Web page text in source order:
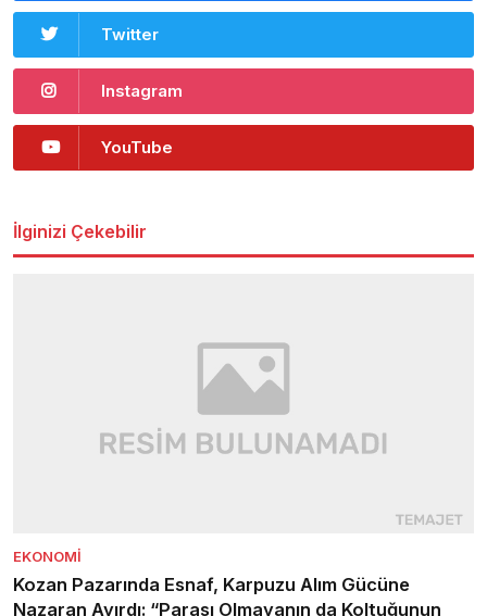
Twitter
Instagram
YouTube
İlginizi Çekebilir
EKONOMI
Kozan Pazarında Esnaf, Karpuzu Alım Gücüne
Nazaran Ayırdı: “Parası Olmayanın da Koltuğunun